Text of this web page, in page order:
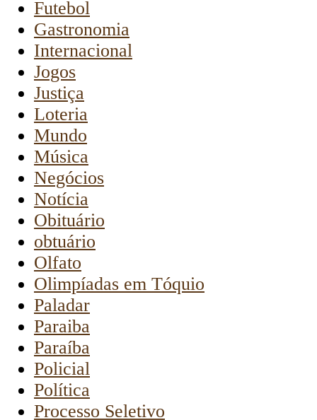
Futebol
Gastronomia
Internacional
Jogos
Justiça
Loteria
Mundo
Música
Negócios
Notícia
Obituário
obtuário
Olfato
Olimpíadas em Tóquio
Paladar
Paraiba
Paraíba
Policial
Política
Processo Seletivo